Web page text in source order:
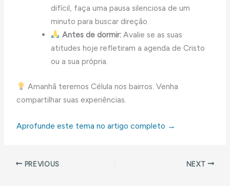
difícil, faça uma pausa silenciosa de um
minuto para buscar direção.
Antes de dormir:Avalie se as suas
atitudes hoje refletiram a agenda de Cristo
ou a sua própria.
Amanhã teremos Célula nos bairros. Venha
compartilhar suas experiências.
Aprofunde este tema no artigo completo →
PREVIOUS NEXT